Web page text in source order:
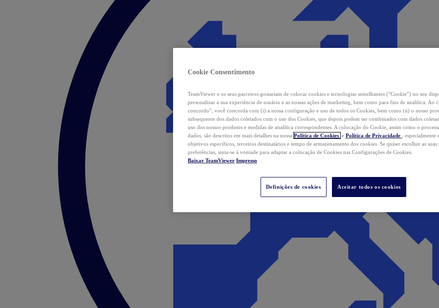
Cookie Consentimento
TeamViewer e os seus parceiros gostariam de colocar cookies e tecnologias semelhantes (“Cookie”) no seu
personalizar a sua experiência de usuário e as nossas ações de marketing, bem como para fins de analítica. Ao
concordo”, você concorda com (i) a nossa configuração e uso de todos os Cookies, bem como (ii) o nosso
subsequente dos dados coletados com o uso dos Cookies, que depois podem ser combinados com dados
uso dos nossos produtos e medidas de analítica correspondentes. A colocação do Cookie, assim como o
dados, são descritos em mais detalhes na nossa Política de Cookies e Política de Privacidade
,
objetivos específicos, terceiros destinatários e tempo de armazenamento dos cookies. Se quiser escolher as suas
preferências, sinta-se à vontade para adaptar a colocação de Cookies nas Configurações de Cookies.
Baixar TeamViewer Impresso
Definições de cookies Aceitar todos os cookies